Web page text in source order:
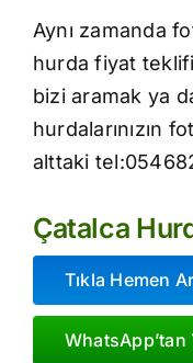
Aynı zamanda
hurda fiyat
bizi aramak ya
hurdalarınızın
alttaki
Çatalca
Tıkla Hemen
WhatsApp’tan